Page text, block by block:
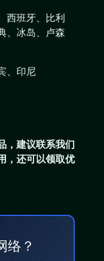
西班牙、比利
、冰岛、卢森
、印尼
，建议联系我们
，还可以领取优
络？